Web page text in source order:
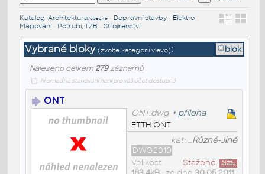
Katalog: Architektura/obecné• Dopravní stavby• Elektro•
Mapování• Potrubí, TZB • Strojírenství
Vybrané bloky (zvolte kategorii vlevo): blok
Nalezeno celkem 279záznamů
hromadné stahování není pro váš účet dostupné
ONT
ONT.dwg + příloha
FTTH ONT
kat:_Různé-Jiné
DWG2010
Staženo: 2123x
Velikost